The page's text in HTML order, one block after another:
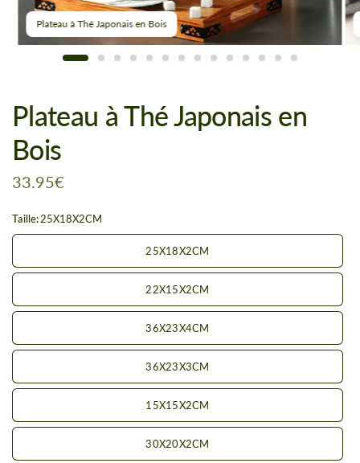
Plateau à Thé Japonais en Bois
Plateau à Thé Japonais en
Bois
33.95€
Taille:25X18X2CM
25X18X2CM
22X15X2CM
36X23X4CM
36X23X3CM
15X15X2CM
30X20X2CM